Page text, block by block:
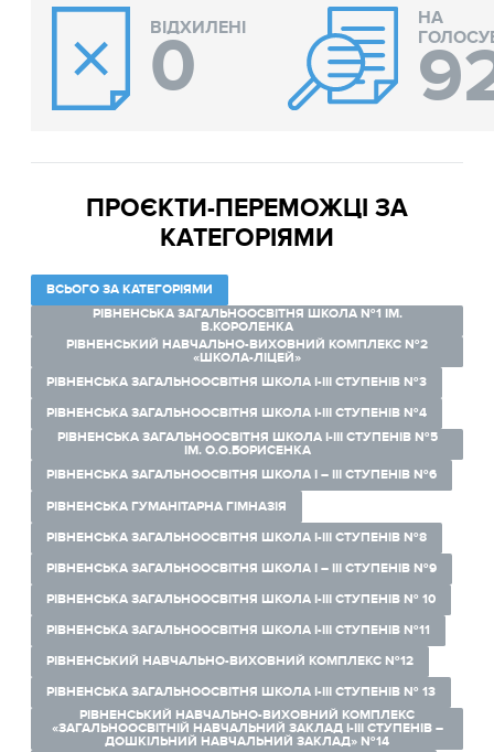
ВІДХИЛЕНІ
0
НА
ПРОЄКТИ-ПЕРЕМОЖЦІ ЗА
КАТЕГОРІЯМИ
ВСЬОГО ЗА КАТЕГОРІЯМИ
РІВНЕНСЬКА ЗАГАЛЬНООСВІТНЯ ШКОЛА №1 ІМ.
В.КОРОЛЕНКА
РІВНЕНСЬКИЙ НАВЧАЛЬНО-ВИХОВНИЙ КОМПЛЕКС №2
«ШКОЛА-ЛІЦЕЙ»
РІВНЕНСЬКА ЗАГАЛЬНООСВІТНЯ ШКОЛА І-ІІІ СТУПЕНІВ №3
РІВНЕНСЬКА ЗАГАЛЬНООСВІТНЯ ШКОЛА І-ІІІ СТУПЕНІВ №4
РІВНЕНСЬКА ЗАГАЛЬНООСВІТНЯ ШКОЛА І-ІІІ СТУПЕНІВ №5
ІМ. О.О.БОРИСЕНКА
РІВНЕНСЬКА ЗАГАЛЬНООСВІТНЯ ШКОЛА І – ІІІ СТУПЕНІВ №6
РІВНЕНСЬКА ГУМАНІТАРНА ГІМНАЗІЯ
РІВНЕНСЬКА ЗАГАЛЬНООСВІТНЯ ШКОЛА І-ІІІ СТУПЕНІВ №8
РІВНЕНСЬКА ЗАГАЛЬНООСВІТНЯ ШКОЛА I – III СТУПЕНІВ №9
РІВНЕНСЬКА ЗАГАЛЬНООСВІТНЯ ШКОЛА І-ІІІ СТУПЕНІВ № 10
РІВНЕНСЬКА ЗАГАЛЬНООСВІТНЯ ШКОЛА І-ІІІ СТУПЕНІВ №11
РІВНЕНСЬКИЙ НАВЧАЛЬНО-ВИХОВНИЙ КОМПЛЕКС №12
РІВНЕНСЬКА ЗАГАЛЬНООСВІТНЯ ШКОЛА І-ІІІ СТУПЕНІВ № 13
РІВНЕНСЬКИЙ НАВЧАЛЬНО-ВИХОВНИЙ КОМПЛЕКС
«ЗАГАЛЬНООСВІТНІЙ НАВЧАЛЬНИЙ ЗАКЛАД І-ІІІ СТУПЕНІВ –
ДОШКІЛЬНИЙ НАВЧАЛЬНИЙ ЗАКЛАД» №14